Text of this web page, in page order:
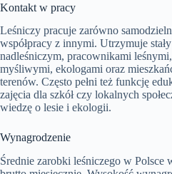
Kontakt w pracy
Leśniczy pracuje zarówno
współpracy z innymi. Utrzymuje
nadleśniczym, pracownikami
myśliwymi, ekologami oraz
terenów. Często pełni też funkcję
zajęcia dla szkół czy lokalnych
wiedzę o lesie i ekologii.
Wynagrodzenie
Średnie zarobki leśniczego w Polsce